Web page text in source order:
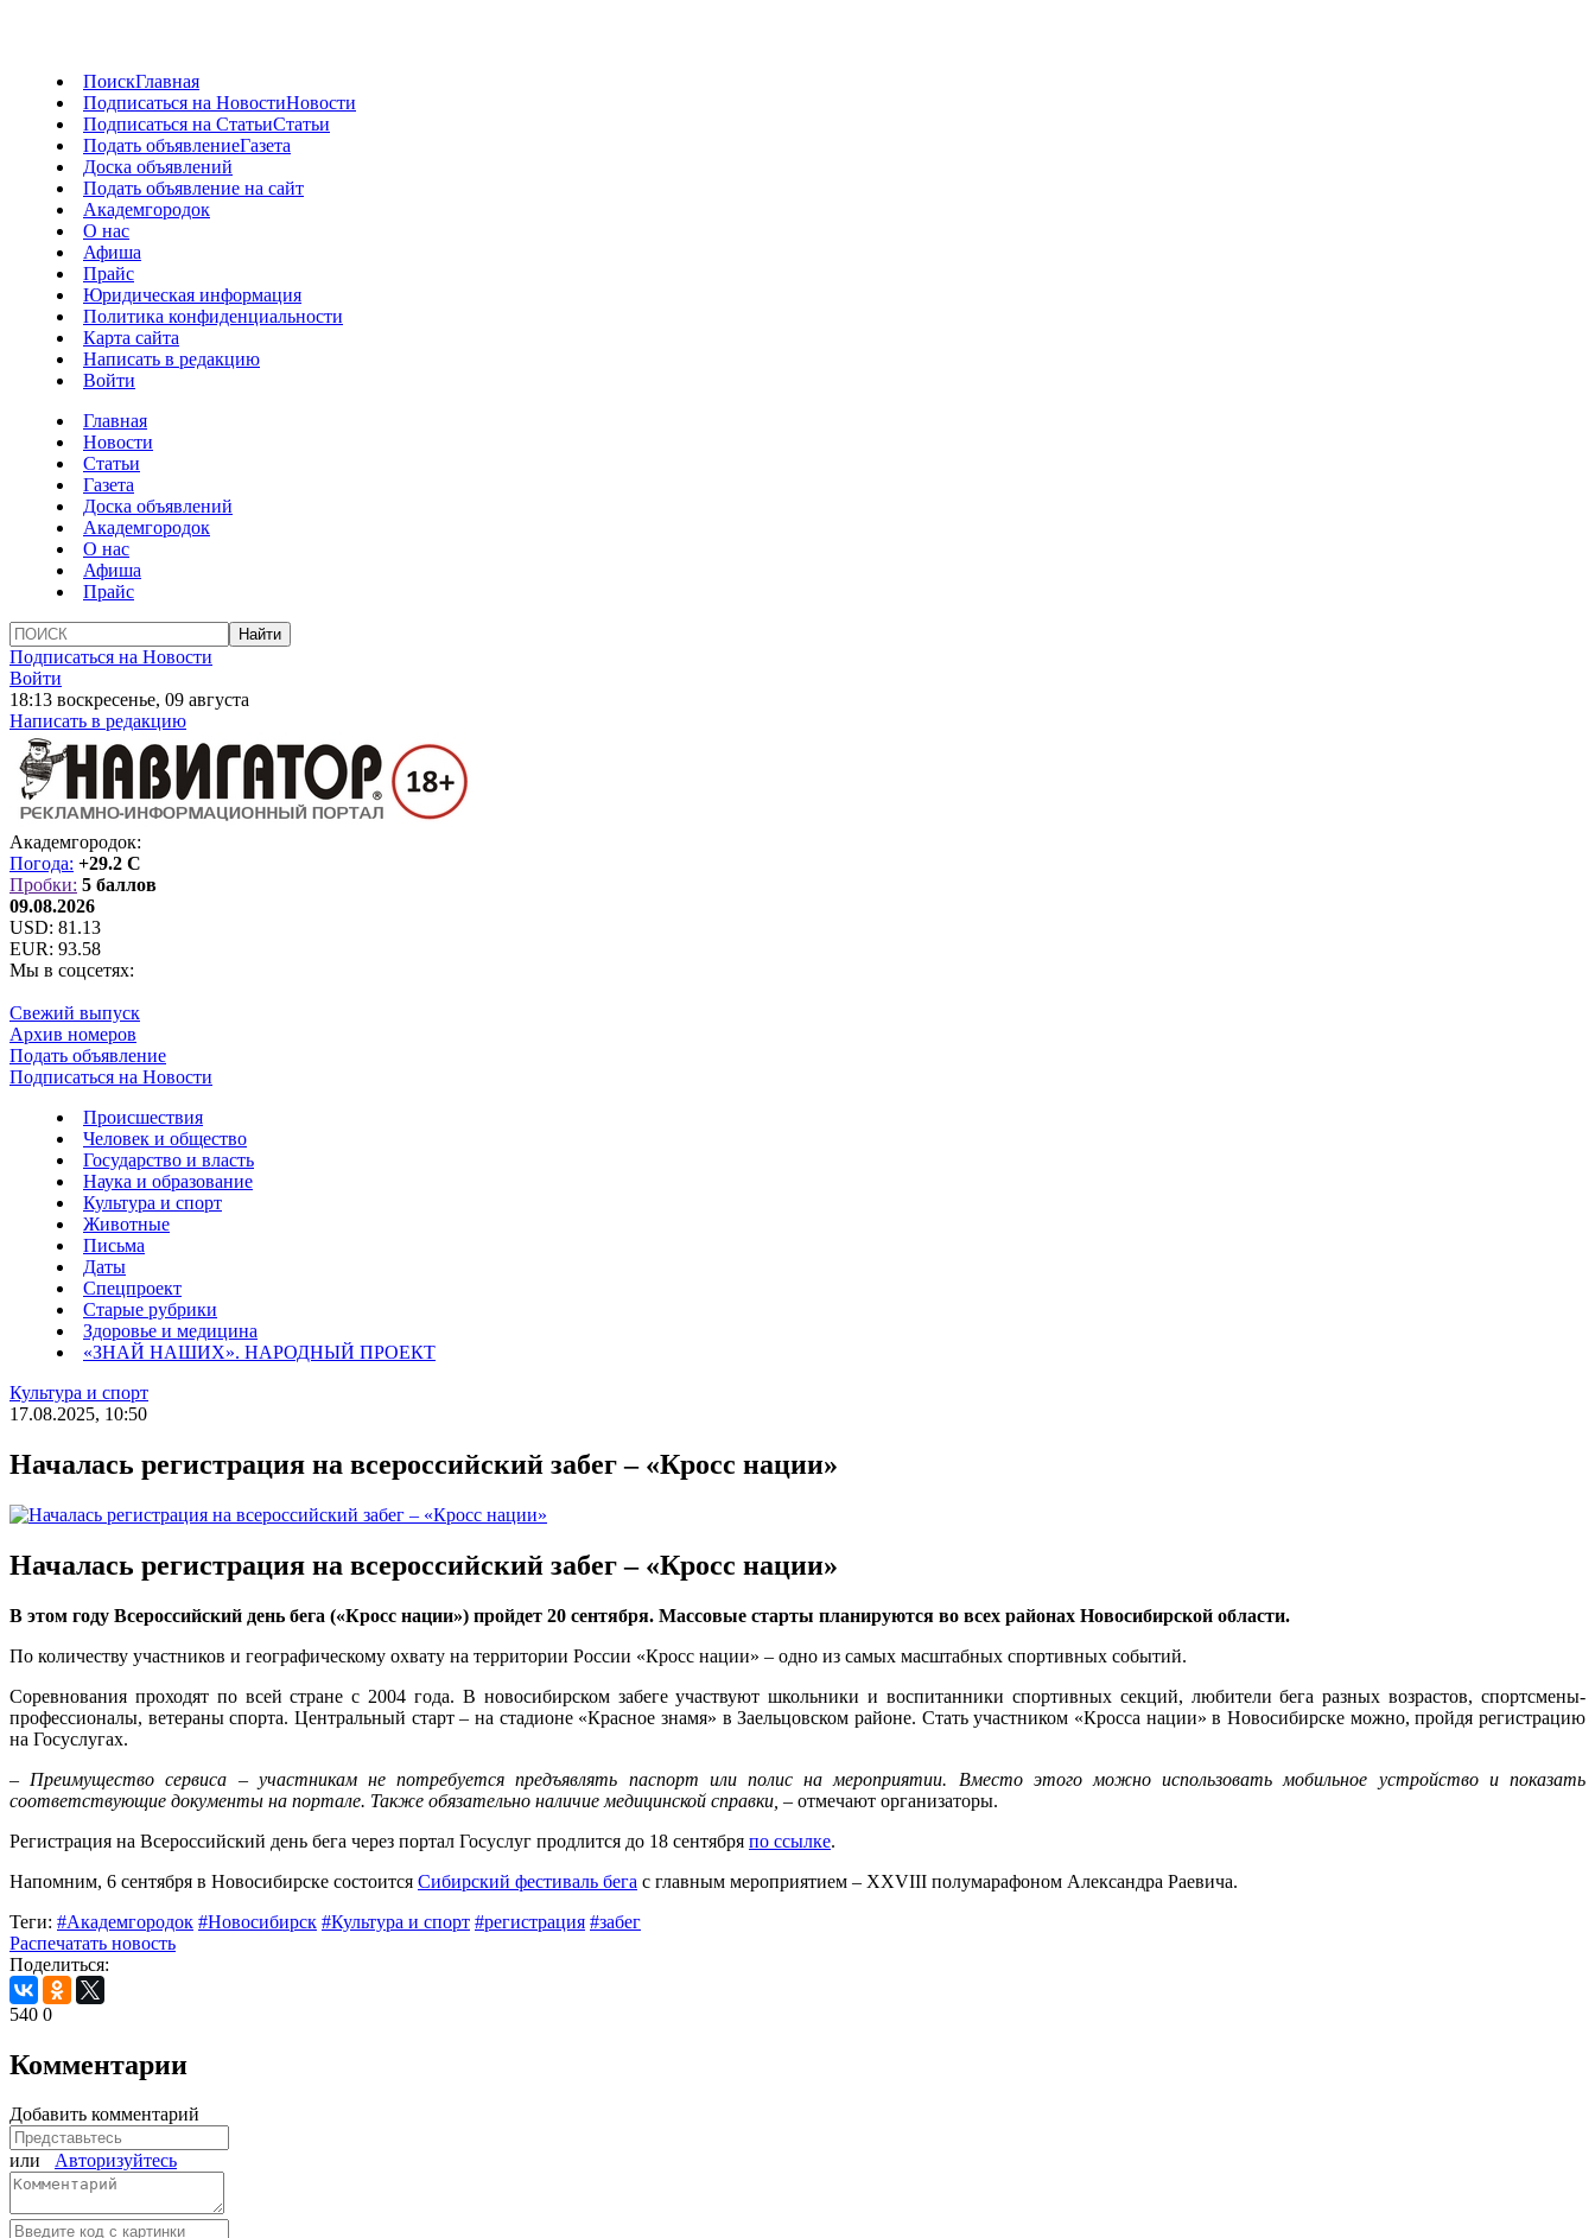
ПоискГлавная
Подписаться на НовостиНовости
Подписаться на СтатьиСтатьи
Подать объявлениеГазета
Доска объявлений
Подать объявление на сайт
Академгородок
О нас
Афиша
Прайс
Юридическая информация
Политика конфиденциальности
Карта сайта
Написать в редакцию
Войти
Главная
Новости
Статьи
Газета
Доска объявлений
Академгородок
О нас
Афиша
Прайс
Подписаться на Новости
Войти
18:13 воскресенье, 09 августа
Написать в редакцию
Академгородок:
Погода: +29.2 C
Пробки: 5 баллов
09.08.2026
USD: 81.13
EUR: 93.58
Мы в соцсетях:
Свежий выпуск
Архив номеров
Подать объявление
Подписаться на Новости
Происшествия
Человек и общество
Государство и власть
Наука и образование
Культура и спорт
Животные
Письма
Даты
Спецпроект
Старые рубрики
Здоровье и медицина
«ЗНАЙ НАШИХ». НАРОДНЫЙ ПРОЕКТ
Культура и спорт
17.08.2025, 10:50
Началась регистрация на всероссийский забег – «Кросс нации»
Началась регистрация на всероссийский забег – «Кросс нации»
В этом году Всероссийский день бега («Кросс нации») пройдет 20 сентября. Массовые старты планируются во всех районах Новосибирской области.
По количеству участников и географическому охвату на территории России «Кросс нации» – одно из самых масштабных спортивных событий.
Соревнования проходят по всей стране с 2004 года. В новосибирском забеге участвуют школьники и воспитанники спортивных секций, любители бега разных возрастов, спортсмены-
профессионалы, ветераны спорта. Центральный старт – на стадионе «Красное знамя» в Заельцовском районе. Стать участником «Кросса нации» в Новосибирске можно, пройдя регистрацию
на Госуслугах.
– Преимущество сервиса – участникам не потребуется предъявлять паспорт или полис на мероприятии. Вместо этого можно использовать мобильное устройство и показать
соответствующие документы на портале. Также обязательно наличие медицинской справки, – отмечают организаторы.
Регистрация на Всероссийский день бега через портал Госуслуг продлится до 18 сентября по ссылке.
Напомним, 6 сентября в Новосибирске состоится Сибирский фестиваль бега с главным мероприятием – XXVIII полумарафоном Александра Раевича.
Теги: #Академгородок #Новосибирск #Культура и спорт #регистрация #забег
Распечатать новость
Поделиться:
540 0
Комментарии
Добавить комментарий
или Авторизуйтесь